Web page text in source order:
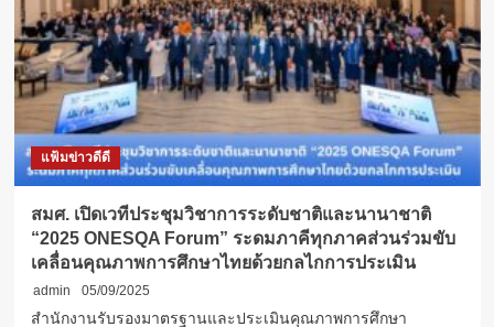
แฟ้มข่าวดีดี
สมศ. เปิดเวทีประชุมวิชาการระดับชาติและนานาชาติ
“2025 ONESQA Forum” ระดมภาคีทุกภาคส่วนร่วมขับ
เคลื่อนคุณภาพการศึกษาไทยด้วยกลไกการประเมิน
admin
05/09/2025
สำนักงานรับรองมาตรฐานและประเมินคุณภาพการศึกษา